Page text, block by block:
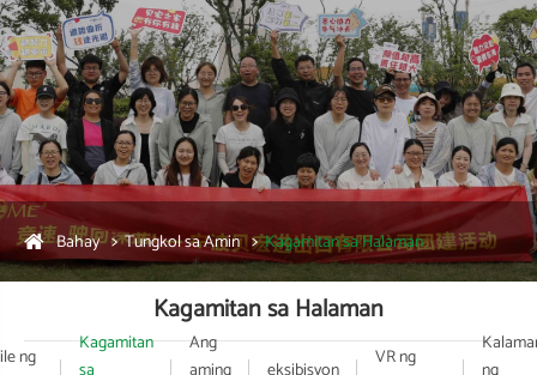
Bahay Tungkol sa Amin Kagamitan sa Halaman
Kagamitan sa Halaman
ng
Kagamitan
Ang
VR ng